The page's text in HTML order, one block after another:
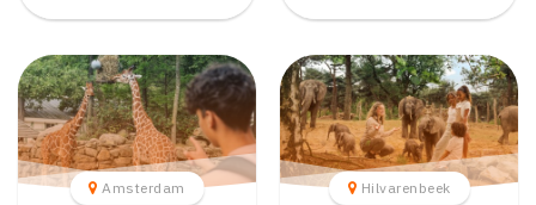
Amsterdam Hilvarenbeek